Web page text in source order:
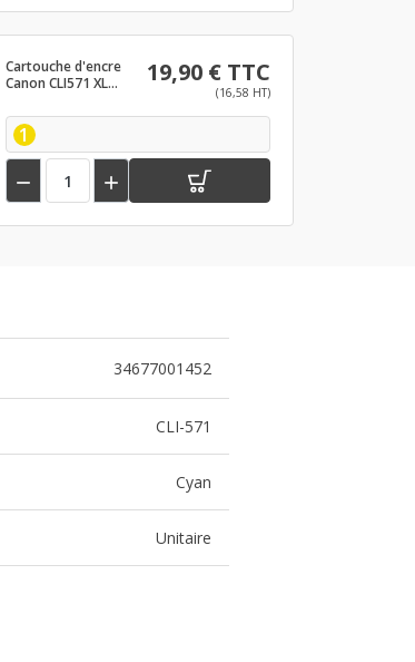
Cartouche d'encre
Canon CLI571 XL
19,90 € TTC
(16,58 HT)
1
 
34677001452
CLI-571
Cyan
Unitaire